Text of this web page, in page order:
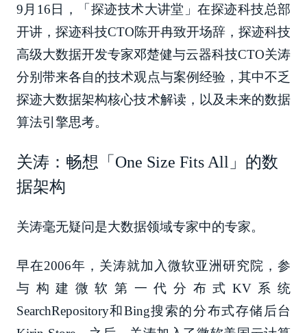
9月16日，「探迹技术大讲堂」在探迹科技总部
开讲，探迹科技CTO陈开冉致开场辞，探迹科技
高级大数据开发专家邓楚健与云器科技CTO关涛
分别带来各自的技术观点与案例经验，其中不乏
探迹大数据架构核心技术解读，以及未来的数据
算法引擎思考。
关涛：畅想「One Size Fits All」的数
据架构
关涛毫无疑问是大数据领域专家中的专家。
早在2006年，关涛就加入微软亚洲研究院，参
与构建微软第一代分布式KV系统
SearchRepository和Bing搜索的分布式存储后台